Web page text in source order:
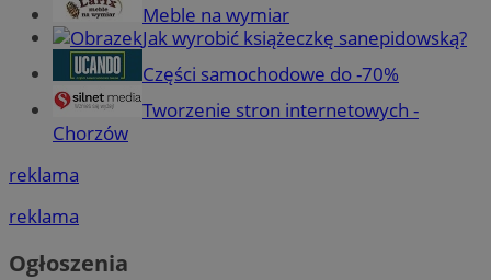
Meble na wymiar
Jak wyrobić książeczkę sanepidowską?
Części samochodowe do -70%
Tworzenie stron internetowych -
Chorzów
reklama
reklama
Ogłoszenia